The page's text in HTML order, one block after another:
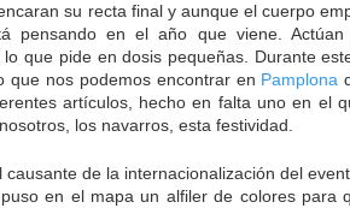
su recta final y aunque el cuerpo
pensando en el año que viene.
lo que pide en dosis pequeñas. Durante
que nos podemos encontrar en Pamplona
artículos, hecho en falta uno en el
los navarros, esta festividad.
causante de la internacionalización del
en el mapa un alfiler de colores para